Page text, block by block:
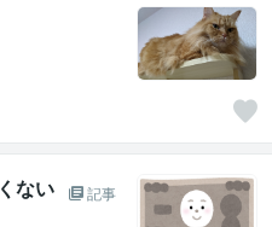
ない
記事